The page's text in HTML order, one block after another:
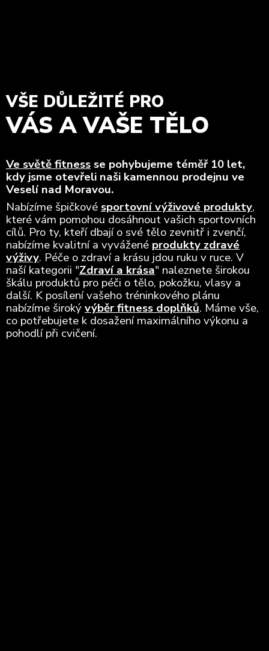
VŠE DŮLEŽITÉ PRO
VÁS A VAŠE TĚLO
Ve světě fitness se pohybujeme téměř 10 let,
kdy jsme otevřeli naši kamennou prodejnu ve
Veselí nad Moravou.
Nabízíme špičkovésportovní výživové produkty,
které vám pomohou dosáhnout vašich sportovních
cílů. Pro ty, kteří dbají o své tělo zevnitř i zvenčí,
nabízíme kvalitní a vyvážené produkty zdravé
výživy. Péče o zdraví a krásu jdou ruku v ruce. V
naší kategorii "Zdraví a krása" naleznete širokou
škálu produktů pro péči o tělo, pokožku, vlasy a
další. K posílení vašeho tréninkového plánu
nabízíme širokývýběr fitness doplňků. Máme vše,
co potřebujete k dosažení maximálního výkonu a
pohodlí při cvičení.